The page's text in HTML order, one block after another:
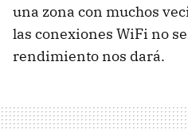
una zona con muchos
las conexiones WiFi no
rendimiento nos dará.